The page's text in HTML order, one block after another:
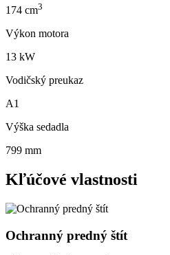
174 cm3
Výkon motora
13 kW
Vodičský preukaz
A1
Výška sedadla
799 mm
Kľúčové vlastnosti
Ochranný predný štít